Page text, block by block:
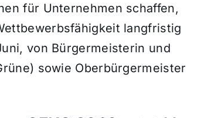
für Unternehmen schaffen,
langfristig
von Bürgermeisterin und
sowie Oberbürgermeister